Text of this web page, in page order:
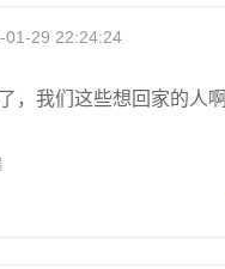
01-29 22:24:24
，我们这些想回家的人啊